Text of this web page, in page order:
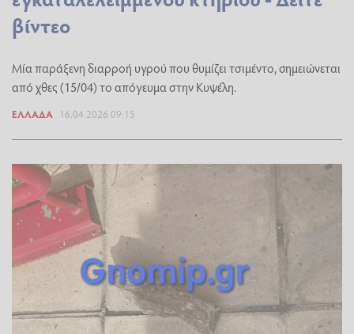
βίντεο
Μία παράξενη διαρροή υγρού που θυμίζει τσιμέντο, σημειώνεται
από χθες (15/04) το απόγευμα στην Κυψέλη.
ΕΛΛΆΔΑ 16.04.2026 09:15